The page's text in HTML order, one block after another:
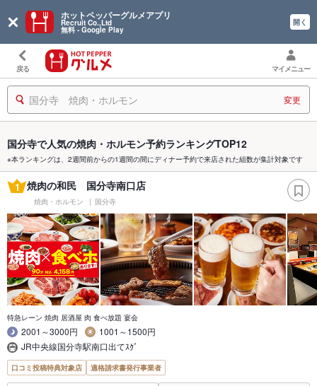
ホットペッパーグルメアプリ
Recruit Co.,Ltd
無料 - Google Play
開く
戻る マイメニュー
国分寺 焼肉・ホルモン 変更
国分寺で人気の焼肉・ホルモン予約ランキングTOP12
※本ランキングは、2週間前からの1週間の間にディナー予約で来店された組数が集計対象です
1 焼肉の和民 国分寺南口店
焼肉・ホルモン 国分寺
特急レーン 焼肉 居酒屋 肉 食べ放題 宴会
2001～3000円
1001～1500円
JR中央線国分寺駅南口出てｽｸﾞ
口コミ投稿特典対象店 適格請求書発行事業者